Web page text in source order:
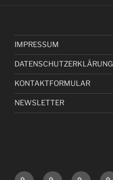
IMPRESSUM
DATENSCHUTZERKLÄRUNG
KONTAKTFORMULAR
NEWSLETTER
I D K N